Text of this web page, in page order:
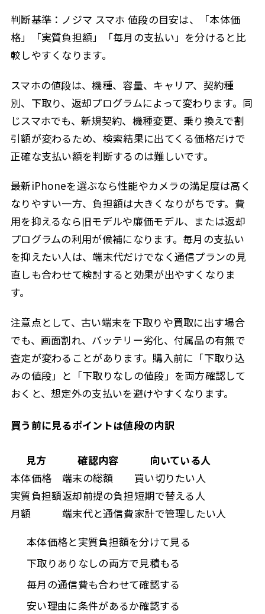
判断基準：ノジマ スマホ 値段の目安は、「本体価
格」「実質負担額」「毎月の支払い」を分けると比
較しやすくなります。
スマホの値段は、機種、容量、キャリア、契約種
別、下取り、返却プログラムによって変わります。同
じスマホでも、新規契約、機種変更、乗り換えで割
引額が変わるため、検索結果に出てくる価格だけで
正確な支払い額を判断するのは難しいです。
最新iPhoneを選ぶなら性能やカメラの満足度は高く
なりやすい一方、負担額は大きくなりがちです。費
用を抑えるなら旧モデルや廉価モデル、または返却
プログラムの利用が候補になります。毎月の支払い
を抑えたい人は、端末代だけでなく通信プランの見
直しも合わせて検討すると効果が出やすくなりま
す。
注意点として、古い端末を下取りや買取に出す場合
でも、画面割れ、バッテリー劣化、付属品の有無で
査定が変わることがあります。購入前に「下取り込
みの値段」と「下取りなしの値段」を両方確認して
おくと、想定外の支払いを避けやすくなります。
買う前に見るポイントは値段の内訳
見方 確認内容
向いている人
本体価格
端末の総額
買い切りたい人
実質負担額返却前提の負担短期で替える人
月額
端末代と通信費家計で管理したい人
本体価格と実質負担額を分けて見る
下取りありなしの両方で見積もる
毎月の通信費も合わせて確認する
安い理由に条件があるか確認する